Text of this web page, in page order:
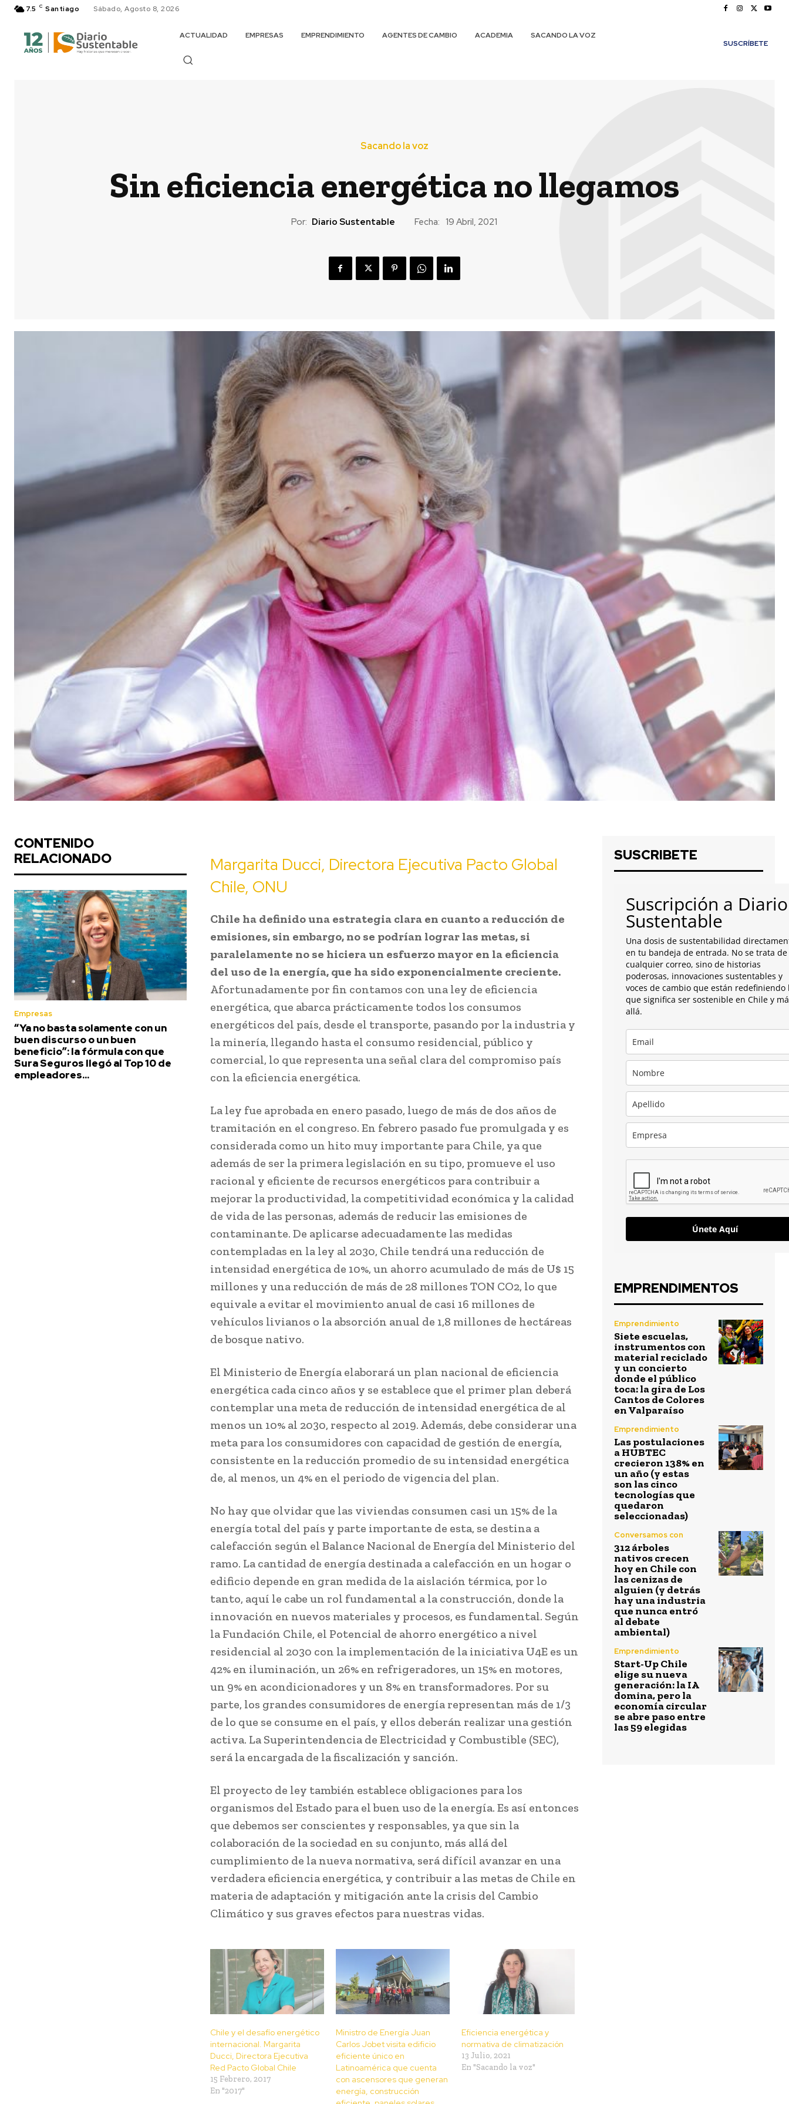
7.5 C Santiago Sábado, Agosto 8, 2026
ACTUALIDAD EMPRESAS EMPRENDIMIENTO AGENTES DE CAMBIO ACADEMIA
SACANDO LA VOZ
SUSCRÍBETE
Sacando la voz
Sin eficiencia energética no llegamos
Por: Diario Sustentable Fecha: 19 Abril, 2021
CONTENIDO
RELACIONADO
Empresas
“Ya no basta solamente con un
buen discurso o un buen
beneficio”: la fórmula con que
Sura Seguros llegó al Top 10 de
empleadores...
Margarita Ducci, Directora Ejecutiva Pacto Global
Chile, ONU
Chile ha definido una estrategia clara en cuanto a reducción de
emisiones, sin embargo, no se podrían lograr las metas, si
paralelamente no se hiciera un esfuerzo mayor en la eficiencia
del uso de la energía, que ha sido exponencialmente creciente.
Afortunadamente por fin contamos con una ley de eficiencia
energética, que abarca prácticamente todos los consumos
energéticos del país, desde el transporte, pasando por la industria y
la minería, llegando hasta el consumo residencial, público y
comercial, lo que representa una señal clara del compromiso país
con la eficiencia energética.
La ley fue aprobada en enero pasado, luego de más de dos años de
tramitación en el congreso. En febrero pasado fue promulgada y es
considerada como un hito muy importante para Chile, ya que
además de ser la primera legislación en su tipo, promueve el uso
racional y eficiente de recursos energéticos para contribuir a
mejorar la productividad, la competitividad económica y la calidad
de vida de las personas, además de reducir las emisiones de
contaminante. De aplicarse adecuadamente las medidas
contempladas en la ley al 2030, Chile tendrá una reducción de
intensidad energética de 10%, un ahorro acumulado de más de U$ 15
millones y una reducción de más de 28 millones TON CO2, lo que
equivale a evitar el movimiento anual de casi 16 millones de
vehículos livianos o la absorción anual de 1,8 millones de hectáreas
de bosque nativo.
El Ministerio de Energía elaborará un plan nacional de eficiencia
energética cada cinco años y se establece que el primer plan deberá
contemplar una meta de reducción de intensidad energética de al
menos un 10% al 2030, respecto al 2019. Además, debe considerar una
meta para los consumidores con capacidad de gestión de energía,
consistente en la reducción promedio de su intensidad energética
de, al menos, un 4% en el periodo de vigencia del plan.
No hay que olvidar que las viviendas consumen casi un 15% de la
energía total del país y parte importante de esta, se destina a
calefacción según el Balance Nacional de Energía del Ministerio del
ramo. La cantidad de energía destinada a calefacción en un hogar o
edificio depende en gran medida de la aislación térmica, por lo
tanto, aquí le cabe un rol fundamental a la construcción, donde la
innovación en nuevos materiales y procesos, es fundamental. Según
la Fundación Chile, el Potencial de ahorro energético a nivel
residencial al 2030 con la implementación de la iniciativa U4E es un
42% en iluminación, un 26% en refrigeradores, un 15% en motores,
un 9% en acondicionadores y un 8% en transformadores. Por su
parte, los grandes consumidores de energía representan más de 1/3
de lo que se consume en el país, y ellos deberán realizar una gestión
activa. La Superintendencia de Electricidad y Combustible (SEC),
será la encargada de la fiscalización y sanción.
El proyecto de ley también establece obligaciones para los
organismos del Estado para el buen uso de la energía. Es así entonces
que debemos ser conscientes y responsables, ya que sin la
colaboración de la sociedad en su conjunto, más allá del
cumplimiento de la nueva normativa, será difícil avanzar en una
verdadera eficiencia energética, y contribuir a las metas de Chile en
materia de adaptación y mitigación ante la crisis del Cambio
Climático y sus graves efectos para nuestras vidas.
Chile y el desafío energético
internacional. Margarita
Ducci, Directora Ejecutiva
Red Pacto Global Chile
15 Febrero, 2017
En "2017"
Ministro de Energía Juan
Carlos Jobet visita edificio
eficiente único en
Latinoamérica que cuenta
con ascensores que generan
energía, construcción
Eficiencia energética y
normativa de climatización
13 Julio, 2021
En "Sacando la voz"
SUSCRIBETE
Suscripción a Diario
Sustentable
Una dosis de sustentabilidad
en tu bandeja de entrada. No se trata de
cualquier correo, sino de historias
poderosas, innovaciones sustentables y
voces de cambio que están redefiniendo
que significa ser sostenible en Chile y
allá.
Únete Aquí
EMPRENDIMENTOS
Emprendimiento
Siete escuelas,
instrumentos con
material reciclado
y un concierto
donde el público
toca: la gira de Los
Cantos de Colores
en Valparaíso
Emprendimiento
Las postulaciones
a HUBTEC
crecieron 138% en
un año (y estas
son las cinco
tecnologías que
quedaron
seleccionadas)
Conversamos con
312 árboles
nativos crecen
hoy en Chile con
las cenizas de
alguien (y detrás
hay una industria
que nunca entró
al debate
ambiental)
Emprendimiento
Start-Up Chile
elige su nueva
generación: la IA
domina, pero la
economía circular
se abre paso entre
las 59 elegidas